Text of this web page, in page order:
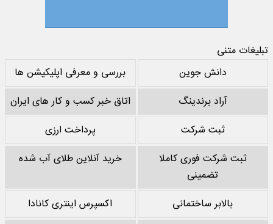
تبلیغات متنی
دانش جوین
بررسی و معرفی اپلیکیشن ها
آراد برندینگ
اتاق خبر کسب و کار های ایران
ثبت شرکت
پرداخت ارزی
ثبت شرکت فوری کاملا
تضمینی
خرید آنلاین طلای آب شده
بالابر ساختمانی
اکسپرس اینتری کانادا